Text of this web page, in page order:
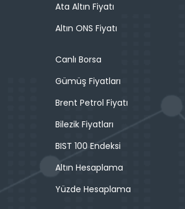
Ata Altın Fiyatı
Altın ONS Fiyatı
Canlı Borsa
Gümüş Fiyatları
Brent Petrol Fiyatı
Bilezik Fiyatları
BIST 100 Endeksi
Altın Hesaplama
Yüzde Hesaplama